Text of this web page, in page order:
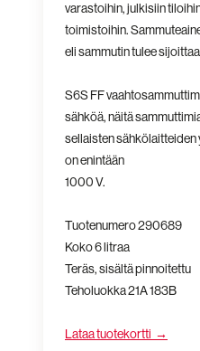
varastoihin, julkisiin
toimistoihin.
eli sammutin tulee
S6S FF
sähköä, näitä
sellaisten sähkölaitteiden
on enintään
1000 V.
Tuotenumero 290689
Koko 6 litraa
Teräs, sisältä pinnoitettu
Teholuokka 21A 183B
Lataa tuotekortti →